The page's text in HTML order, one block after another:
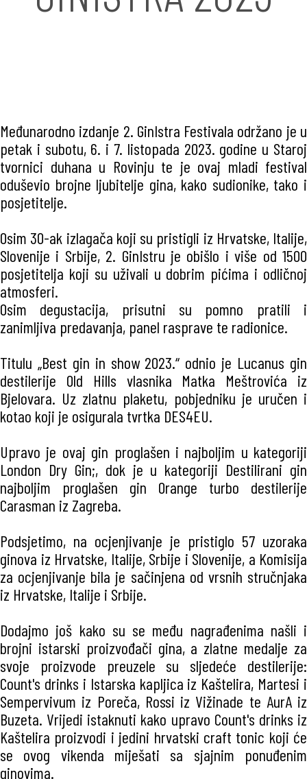
Međunarodno izdanje 2. GinIstra Festivala održano je u
petak i subotu, 6. i 7. listopada 2023. godine u Staroj
tvornici duhana u Rovinju te je ovaj mladi festival
oduševio brojne ljubitelje gina, kako sudionike, tako i
posjetitelje.
Osim 30-ak izlagača koji su pristigli iz Hrvatske, Italije,
Slovenije i Srbije, 2. GinIstru je obišlo i više od 1500
posjetitelja koji su uživali u dobrim pićima i odličnoj
atmosferi.
Osim degustacija, prisutni su pomno pratili i
zanimljiva predavanja, panel rasprave te radionice.
Titulu „Best gin in show 2023.“ odnio je Lucanus gin
destilerije Old Hills vlasnika Matka Meštrovića iz
Bjelovara. Uz zlatnu plaketu, pobjedniku je uručen i
kotao koji je osigurala tvrtka DES4EU.
Upravo je ovaj gin proglašen i najboljim u kategoriji
London Dry Gin;, dok je u kategoriji Destilirani gin
najboljim proglašen gin Orange turbo destilerije
Carasman iz Zagreba.
Podsjetimo, na ocjenjivanje je pristiglo 57 uzoraka
ginova iz Hrvatske, Italije, Srbije i Slovenije, a Komisija
za ocjenjivanje bila je sačinjena od vrsnih stručnjaka
iz Hrvatske, Italije i Srbije.
Dodajmo još kako su se među nagrađenima našli i
brojni istarski proizvođači gina, a zlatne medalje za
svoje proizvode preuzele su sljedeće destilerije:
Count's drinks i Istarska kapljica iz Kaštelira, Martesi i
Sempervivum iz Poreča, Rossi iz Vižinade te AurA iz
Buzeta. Vrijedi istaknuti kako upravo Count's drinks iz
Kaštelira proizvodi i jedini hrvatski craft tonic koji će
se ovog vikenda miješati sa sjajnim ponuđenim
ginovima.